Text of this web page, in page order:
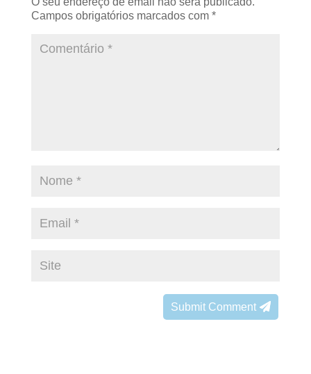
Campos obrigatórios marcados com *
Submit Comment